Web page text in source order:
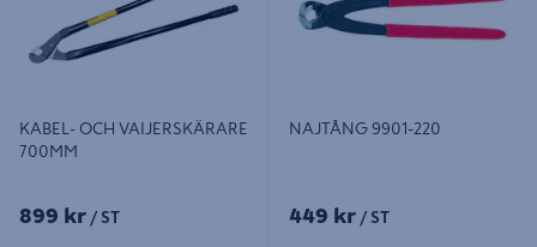
KABEL- OCH VAIJERSKÄRARE
700MM
899 kr / ST
NAJTÅNG 9901-220
449 kr / ST